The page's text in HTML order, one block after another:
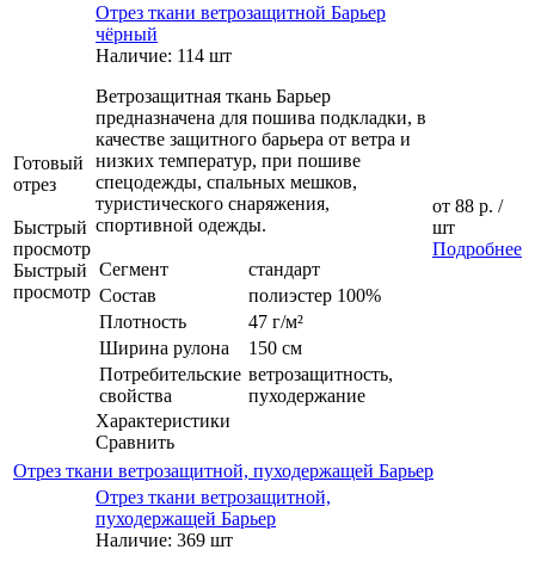
Готовый
отрез
Быстрый
просмотр
Быстрый
просмотр
Отрез ткани ветрозащитной Барьер
чёрный
Наличие: 114 шт
Ветрозащитная ткань Барьер
предназначена для пошива подкладки, в
качестве защитного барьера от ветра и
низких температур, при пошиве
спецодежды, спальных мешков,
туристического снаряжения,
спортивной одежды.
Сегмент
стандарт
Состав
полиэстер 100%
Плотность
47 г/м²
Ширина рулона
150 см
Потребительские
свойства
ветрозащитность,
пуходержание
Характеристики
Сравнить
от 88 р. /
шт
Подробнее
Отрез ткани ветрозащитной, пуходержащей Барьер
Отрез ткани ветрозащитной,
пуходержащей Барьер
Наличие: 369 шт